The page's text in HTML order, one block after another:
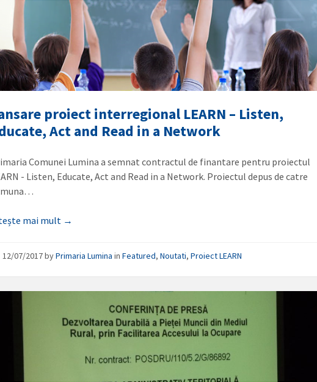
proiect interregional LEARN – Listen,
Act and Read in a Network
Comunei Lumina a semnat contractul de finantare pentru proiectul
- Listen, Educate, Act and Read in a Network. Proiectul depus de catre
mai mult →
12/07/2017byPrimaria Lumina inFeatured,Noutati,Proiect LEARN